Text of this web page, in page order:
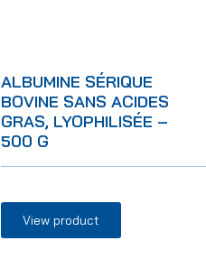
ALBUMINE SÉRIQUE
BOVINE SANS ACIDES
GRAS, LYOPHILISÉE –
500 G
View product